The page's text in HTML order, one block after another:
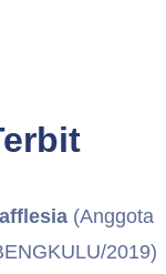
(Anggota
2019)